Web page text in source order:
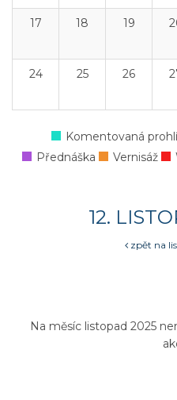
17 18 19
24 25 26
Komentovaná
Přednáška
Vernisáž
12.
zpět na
Na měsíc listopad 2025